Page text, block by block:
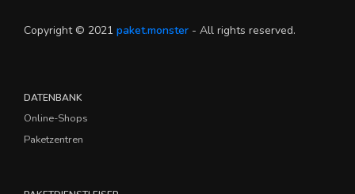
Copyright © 2021 paket.monster - All rights reserved.
DATENBANK
Online-Shops
Paketzentren